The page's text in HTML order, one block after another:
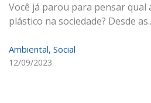
Você já parou para pensar qual
plástico na sociedade? Desde
Ambiental Social
12/09/2023